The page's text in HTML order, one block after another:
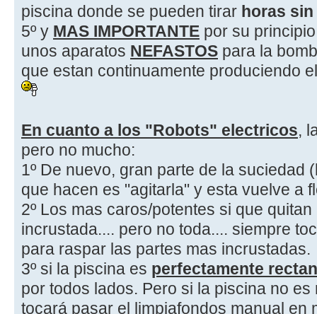
piscina donde se pueden tirar horas
5º y MAS IMPORTANTE por su
unos aparatos NEFASTOS para la
que estan continuamente produciendo
En cuanto a los "Robots" electricos,
pero no mucho:
1º De nuevo, gran parte de la suciedad
que hacen es "agitarla" y esta vuelve a
2º Los mas caros/potentes si que
incrustada.... pero no toda.... siempre
para raspar las partes mas incrustadas.
3º si la piscina es perfectamente
por todos lados. Pero si la piscina no
tocará pasar el limpiafondos manual en